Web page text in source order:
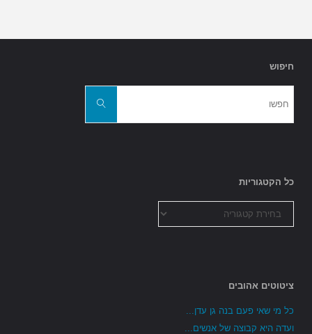
חיפוש
חפשו
כל הקטגוריות
הקטגוריות
ציטוטים אהובים
כל מי שאי פעם בנה גן עדן...
ועדה היא קבוצה של אנשים...